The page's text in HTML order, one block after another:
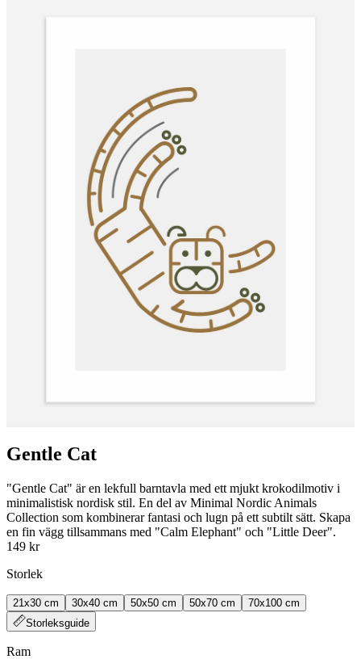
Gentle Cat
"Gentle Cat" är en lekfull barntavla med ett mjukt krokodilmotiv i
minimalistisk nordisk stil. En del av Minimal Nordic Animals
Collection som kombinerar fantasi och lugn på ett subtilt sätt. Skapa
en fin vägg tillsammans med "Calm Elephant" och "Little Deer".
149 kr
Storlek
21x30 cm 30x40 cm 50x50 cm 50x70 cm
70x100 cm
Storleksguide
Ram